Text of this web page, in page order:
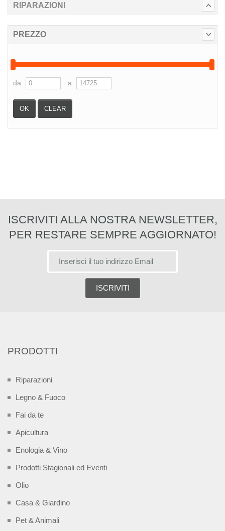
RIPARAZIONI
PREZZO
da a
ISCRIVITI ALLA NOSTRA NEWSLETTER,
PER RESTARE SEMPRE AGGIORNATO!
PRODOTTI
Riparazioni
Legno & Fuoco
Fai da te
Apicultura
Enologia & Vino
Prodotti Stagionali ed Eventi
Olio
Casa & Giardino
Pet & Animali